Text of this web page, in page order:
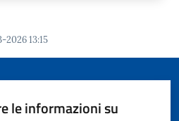
2026 13:15
le informazioni su